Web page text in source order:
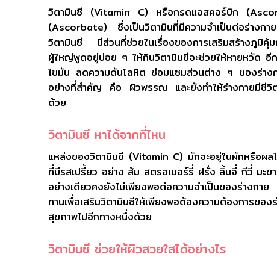
วิตามินซี (Vitamin C) หรือกรดแอสคอร์บิก
(Ascorbate) ซึ่งเป็นวิตามินที่มีความจำเป็นต่อร่างกา
วิตามินซี มีส่วนที่ช่วยในเรื่องของการเสริมสร้างภูมิคุ้
ผู้ใหญ่พูดอยู่บ่อย ๆ ให้กินวิตามินซีจะช่วยให้หายหวัด อี
ไขมัน ลดความดันโลหิต ซ่อมแซมส่วนต่าง ๆ ของร่าง
อย่างที่สำคัญ คือ ผิวพรรณ และยังทำให้ร่างกายมีชีวิต
ด้วย
วิตามินซี หาได้จากที่ไหน
แหล่งของวิตามินซี (Vitamin C) มักจะอยู่ในผักหรือผล
ที่มีรสเปรี้ยว อย่าง ส้ม สตรอเบอร์รี่ ฝรั่ง ลิ้นจี่ กีวี่ มะข
อย่างเดียวคงยังไม่เพียงพอต่อความจำเป็นของร่างกา
ทานเพื่อเสริมวิตามินซีให้เพียงพอต้องความต้องการขอ
สุขภาพไปอีกทางหนึ่งด้วย
วิตามินซี ช่วยให้ผิวสวยใสได้อย่างไร